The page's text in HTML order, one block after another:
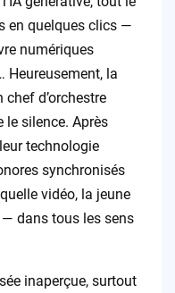
en quelques clics —
numériques
Heureusement, la
d’orchestre
le silence. Après
technologie
synchronisés
vidéo, la jeune
dans tous les sens
inaperçue, surtout